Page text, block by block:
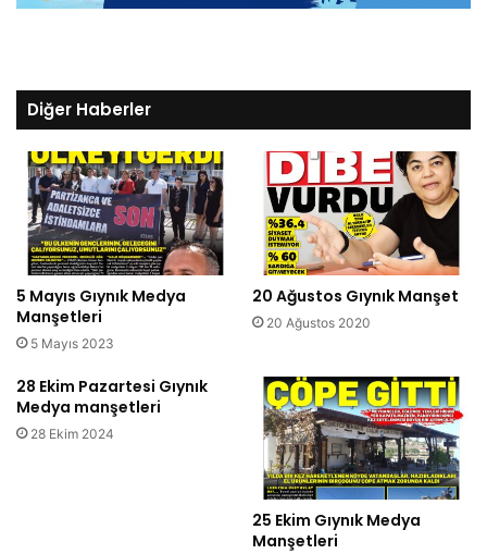
Diğer Haberler
5 Mayıs Gıynık Medya
Manşetleri
5 Mayıs 2023
20 Ağustos Gıynık Manşet
20 Ağustos 2020
28 Ekim Pazartesi Gıynık
Medya manşetleri
28 Ekim 2024
25 Ekim Gıynık Medya
Manşetleri